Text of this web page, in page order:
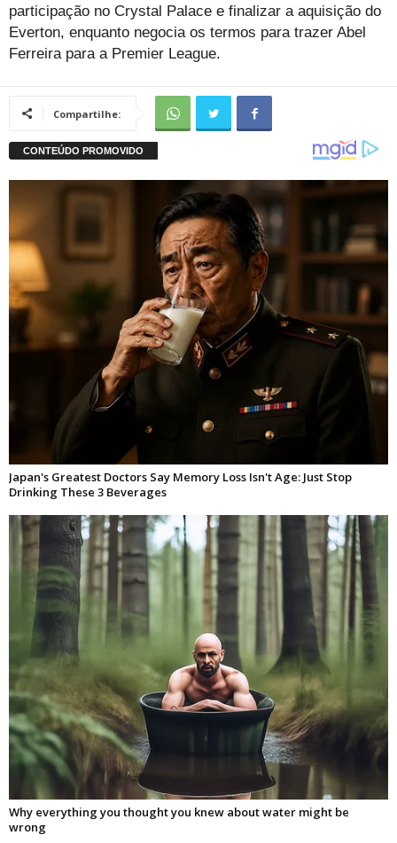
participação no Crystal Palace e finalizar a aquisição do
Everton, enquanto negocia os termos para trazer Abel
Ferreira para a Premier League.
Compartilhe: